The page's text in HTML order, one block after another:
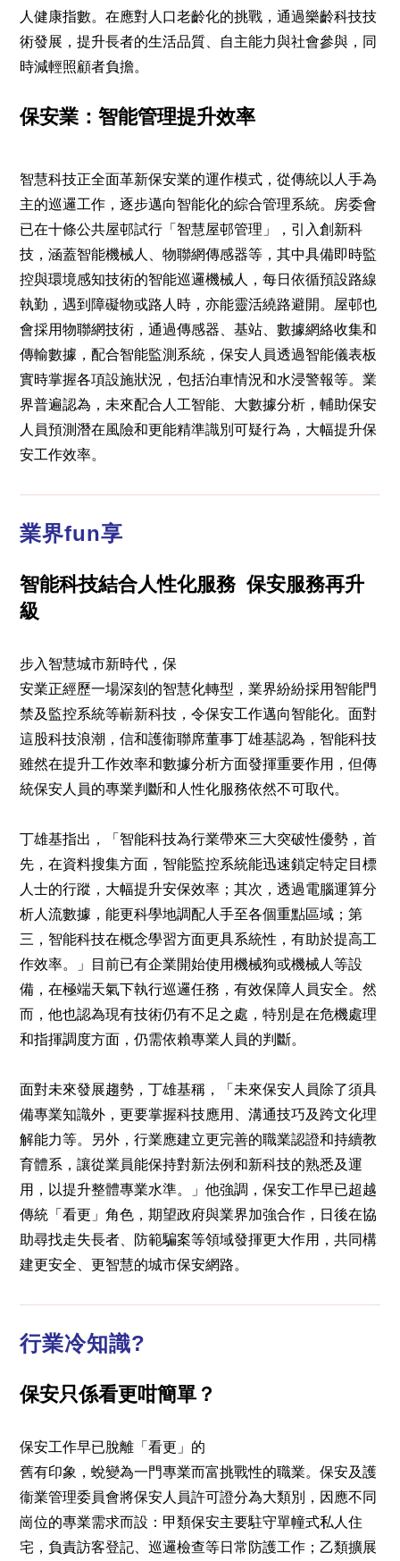
人健康指數。在應對人口老齡化的挑戰，通過樂齡科技技
術發展，提升長者的生活品質、自主能力與社會參與，同
時減輕照顧者負擔。
保安業：智能管理提升效率
智慧科技正全面革新保安業的運作模式，從傳統以人手為
主的巡邏工作，逐步邁向智能化的綜合管理系統。房委會
已在十條公共屋邨試行「智慧屋邨管理」，引入創新科
技，涵蓋智能機械人、物聯網傳感器等，其中具備即時監
控與環境感知技術的智能巡邏機械人，每日依循預設路線
執勤，遇到障礙物或路人時，亦能靈活繞路避開。屋邨也
會採用物聯網技術，通過傳感器、基站、數據網絡收集和
傳輸數據，配合智能監測系統，保安人員透過智能儀表板
實時掌握各項設施狀況，包括泊車情況和水浸警報等。業
界普遍認為，未來配合人工智能、大數據分析，輔助保安
人員預測潛在風險和更能精準識別可疑行為，大幅提升保
安工作效率。
業界fun享
智能科技結合人性化服務 保安服務再升
級
步入智慧城市新時代，保
安業正經歷一場深刻的智慧化轉型，業界紛紛採用智能門
禁及監控系統等嶄新科技，令保安工作邁向智能化。面對
這股科技浪潮，信和護衞聯席董事丁雄基認為，智能科技
雖然在提升工作效率和數據分析方面發揮重要作用，但傳
統保安人員的專業判斷和人性化服務依然不可取代。
丁雄基指出，「智能科技為行業帶來三大突破性優勢，首
先，在資料搜集方面，智能監控系統能迅速鎖定特定目標
人士的行蹤，大幅提升安保效率；其次，透過電腦運算分
析人流數據，能更科學地調配人手至各個重點區域；第
三，智能科技在概念學習方面更具系統性，有助於提高工
作效率。」目前已有企業開始使用機械狗或機械人等設
備，在極端天氣下執行巡邏任務，有效保障人員安全。然
而，他也認為現有技術仍有不足之處，特別是在危機處理
和指揮調度方面，仍需依賴專業人員的判斷。
面對未來發展趨勢，丁雄基稱，「未來保安人員除了須具
備專業知識外，更要掌握科技應用、溝通技巧及跨文化理
解能力等。另外，行業應建立更完善的職業認證和持續教
育體系，讓從業員能保持對新法例和新科技的熟悉及運
用，以提升整體專業水準。」他強調，保安工作早已超越
傳統「看更」角色，期望政府與業界加強合作，日後在協
助尋找走失長者、防範騙案等領域發揮更大作用，共同構
建更安全、更智慧的城市保安網路。
行業冷知識?
保安只係看更咁簡單？
保安工作早已脫離「看更」的
舊有印象，蛻變為一門專業而富挑戰性的職業。保安及護
衞業管理委員會將保安人員許可證分為大類別，因應不同
崗位的專業需求而設：甲類保安主要駐守單幢式私人住
宅，負責訪客登記、巡邏檢查等日常防護工作；乙類擴展